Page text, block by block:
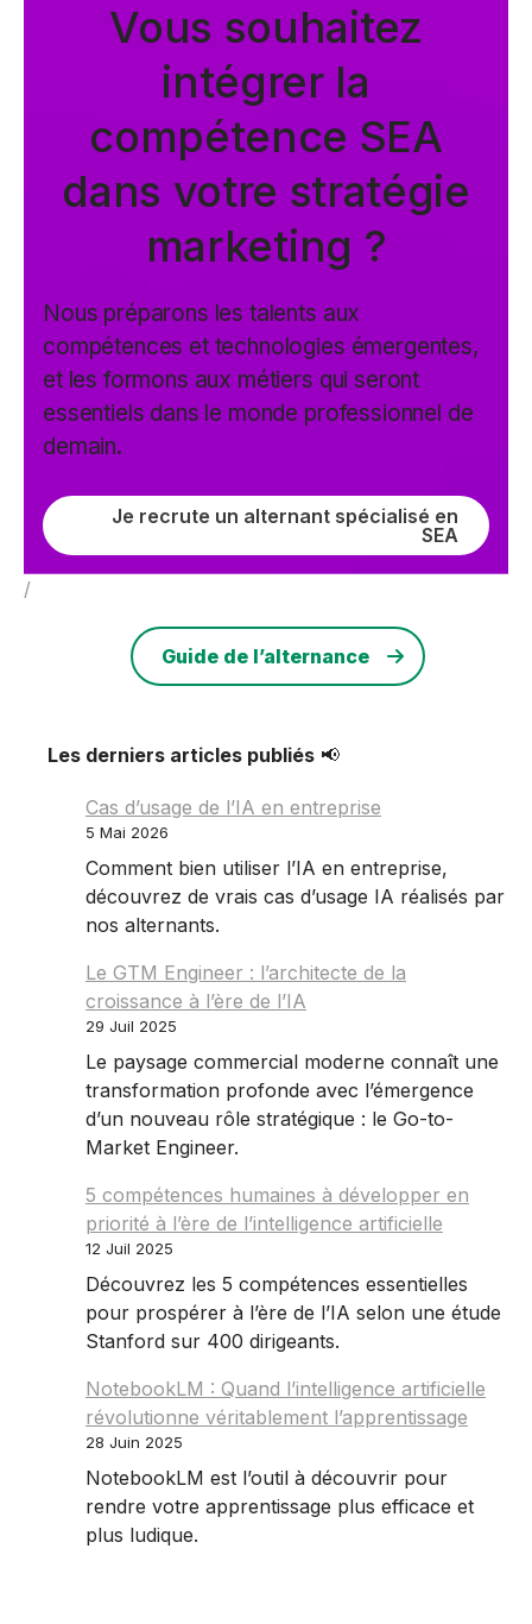
Vous souhaitez
intégrer la
compétence SEA
dans votre stratégie
marketing ?
Nous préparons les talents aux
compétences et technologies émergentes,
et les formons aux métiers qui seront
essentiels dans le monde professionnel de
demain.
Je recrute un alternant spécialisé en
SEA
/
Guide de l’alternance
Les derniers articles publiés 📢
Cas d’usage de l’IA en entreprise
5 Mai 2026
Comment bien utiliser l’IA en entreprise,
découvrez de vrais cas d’usage IA réalisés par
nos alternants.
Le GTM Engineer : l’architecte de la
croissance à l’ère de l’IA
29 Juil 2025
Le paysage commercial moderne connaît une
transformation profonde avec l’émergence
d’un nouveau rôle stratégique : le Go-to-
Market Engineer.
5 compétences humaines à développer en
priorité à l’ère de l’intelligence artificielle
12 Juil 2025
Découvrez les 5 compétences essentielles
pour prospérer à l’ère de l’IA selon une étude
Stanford sur 400 dirigeants.
NotebookLM : Quand l’intelligence artificielle
révolutionne véritablement l’apprentissage
28 Juin 2025
NotebookLM est l’outil à découvrir pour
rendre votre apprentissage plus efficace et
plus ludique.